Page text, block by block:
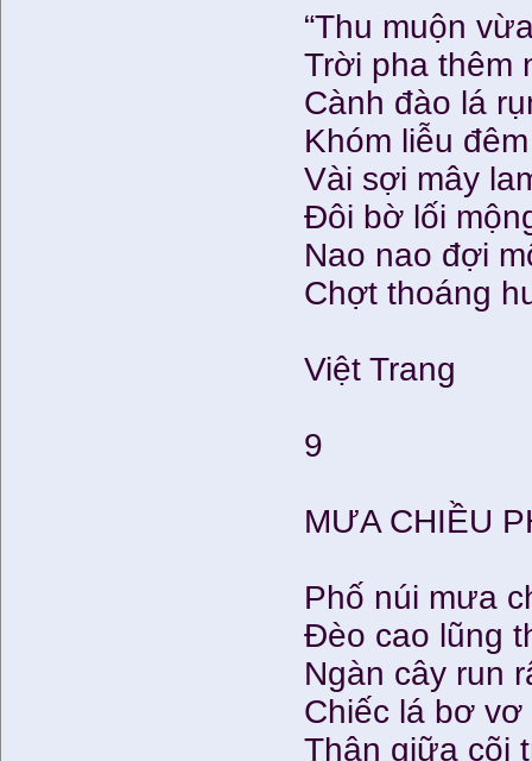
“Thu muộn
Trời pha thêm
Cành đào lá
Khóm liễu
Vài sợi mây
Đôi bờ lối
Nao nao đợi
Chợt thoáng
Việt Trang
9
MƯA CHIỀU
Phố núi mưa
Đèo cao lũng
Ngàn cây run
Chiếc lá bơ
Thân giữa cõi